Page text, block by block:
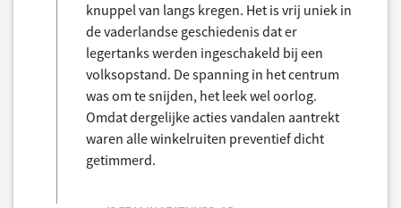
knuppel van langs kregen. Het is vrij uniek in
de vaderlandse geschiedenis dat er
legertanks werden ingeschakeld bij een
volksopstand. De spanning in het centrum
was om te snijden, het leek wel oorlog.
Omdat dergelijke acties vandalen aantrekt
waren alle winkelruiten preventief dicht
getimmerd.